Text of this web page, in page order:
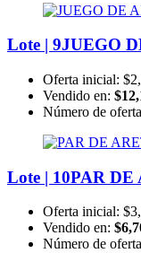
Lote | 9JUEGO
Oferta inicial:
Vendido en:
Número de
Lote | 10PAR DE
Oferta inicial:
Vendido en:
Número de